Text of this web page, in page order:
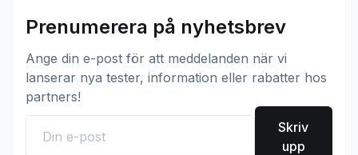
Prenumerera på nyhetsbrev
Ange din e-post för att meddelanden när vi
lanserar nya tester, information eller rabatter hos
partners!
Skriv
upp